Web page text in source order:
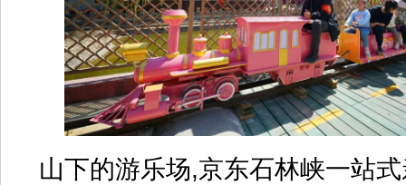
山下的游乐场,京东石林峡一站